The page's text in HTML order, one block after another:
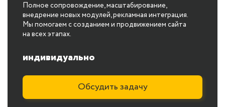
Полное сопровождение, масштабирование,
внедрение новых модулей, рекламная интеграция.
Мы помогаем с созданием и продвижением сайта
на всех этапах.
индивидуально
Обсудить задачу